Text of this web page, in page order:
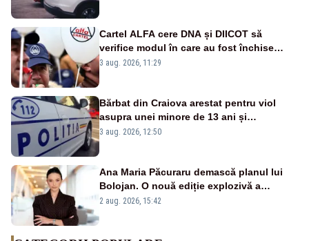
Cartel ALFA cere DNA și DIICOT să
verifice modul în care au fost închise
centralele pe cărbune
3 aug. 2026, 11:29
Bărbat din Craiova arestat pentru viol
asupra unei minore de 13 ani și
pornografie infantilă
3 aug. 2026, 12:50
Ana Maria Păcuraru demască planul lui
Bolojan. O nouă ediție explozivă a
emisiunii „Miza Zilei” la Realitatea PLUS
2 aug. 2026, 15:42